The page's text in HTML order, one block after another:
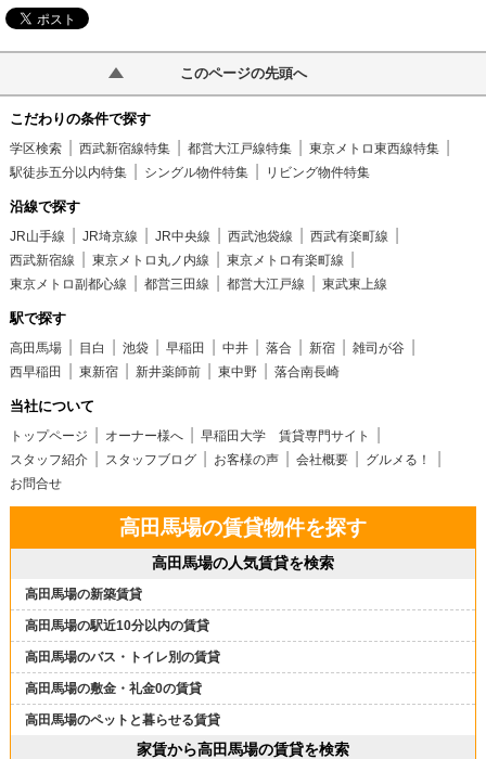
このページの先頭へ
こだわりの条件で探す
学区検索 西武新宿線特集 都営大江戸線特集
東京メトロ東西線特集
駅徒歩五分以内特集
シングル物件特集 リビング物件特集
沿線で探す
JR山手線 JR埼京線 JR中央線 西武池袋線
西武有楽町線
西武新宿線
東京メトロ丸ノ内線
東京メトロ有楽町線
東京メトロ副都心線
都営三田線 都営大江戸線 東武東上線
駅で探す
高田馬場 目白 池袋 早稲田 中井 落合 新宿
雑司が谷
西早稲田
東新宿 新井薬師前 東中野 落合南長崎
当社について
トップページ オーナー様へ
早稲田大学 賃貸専門サイト
スタッフ紹介
スタッフブログ お客様の声 会社概要
グルメる！
お問合せ
高田馬場の賃貸物件を探す
高田馬場の人気賃貸を検索
高田馬場の新築賃貸
高田馬場の駅近10分以内の賃貸
高田馬場のバス・トイレ別の賃貸
高田馬場の敷金・礼金0の賃貸
高田馬場のペットと暮らせる賃貸
家賃から高田馬場の賃貸を検索